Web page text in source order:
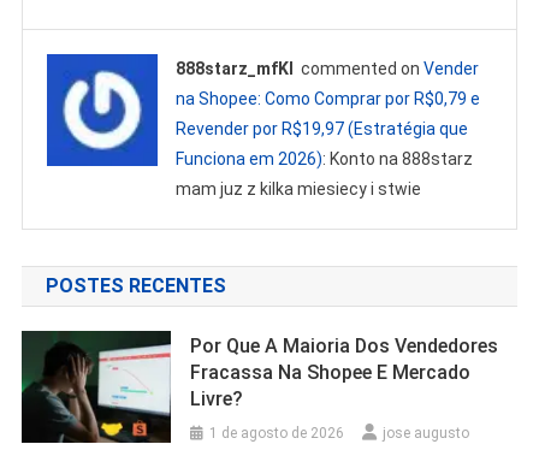
888starz_mfKl commented onVender
na Shopee: Como Comprar por R$0,79 e
Revender por R$19,97 (Estratégia que
Funciona em 2026): Konto na 888starz
mam juz z kilka miesiecy i stwie
POSTES RECENTES
Por Que A Maioria Dos Vendedores
Fracassa Na Shopee E Mercado
Livre?
1 de agosto de 2026 jose augusto